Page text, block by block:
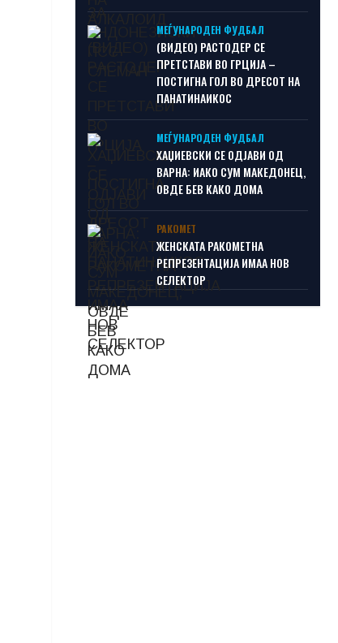
МЕЃУНАРОДЕН ФУДБАЛ
(ВИДЕО) РАСТОДЕР СЕ
ПРЕТСТАВИ ВО ГРЦИЈА –
ПОСТИГНА ГОЛ ВО ДРЕСОТ НА
ПАНАТИНАИКОС
МЕЃУНАРОДЕН ФУДБАЛ
ХАЏИЕВСКИ СЕ ОДЈАВИ ОД
ВАРНА: ИАКО СУМ МАКЕДОНЕЦ,
ОВДЕ БЕВ КАКО ДОМА
РАКОМЕТ
ЖЕНСКАТА РАКОМЕТНА
РЕПРЕЗЕНТАЦИЈА ИМАА НОВ
СЕЛЕКТОР